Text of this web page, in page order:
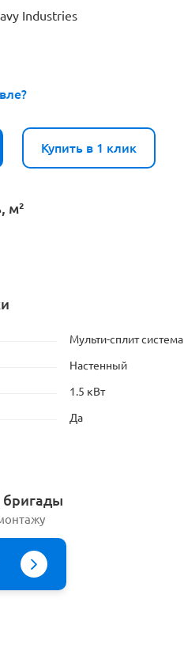
Industries
Купить в 1 клик
м²
Мульти-сплит система
Настенный
1.5 кВт
Да